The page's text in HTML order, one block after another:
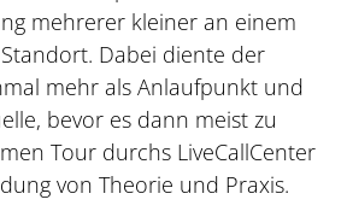
mehrerer kleiner an einem
Dabei diente der
mehr als Anlaufpunkt und
bevor es dann meist zu
Tour durchs LiveCallCenter
von Theorie und Praxis.